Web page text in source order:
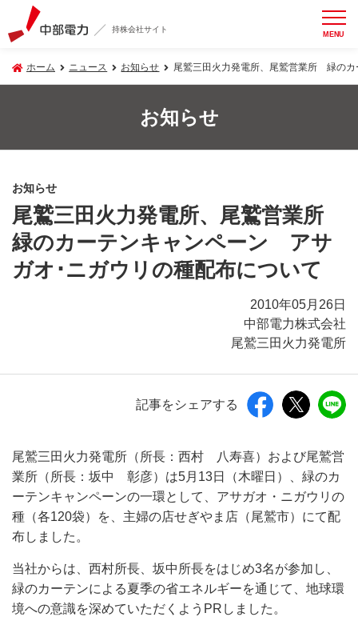
持株会社サイト MENU
ホーム ニュース お知らせ 尾鷲三田火力発電所、尾鷲営業所 緑の
お知らせ
お知らせ
尾鷲三田火力発電所、尾鷲営業所
緑のカーテンキャンペーン アサ
ガオ･ニガウリの種配布について
2010年05月26日
中部電力株式会社
尾鷲三田火力発電所
記事をシェアする
尾鷲三田火力発電所（所長：西村 八寿喜）および尾鷲営
業所（所長：坂中 彰彦）は5月13日（木曜日）、緑のカ
ーテンキャンペーンの一環として、アサガオ・ニガウリの
種（各120袋）を、主婦の店せぎやま店（尾鷲市）にて配
布しました。
当社からは、西村所長、坂中所長をはじめ3名が参加し、
緑のカーテンによる夏季の省エネルギーを通じて、地球環
境への意識を深めていただくようPRしました。